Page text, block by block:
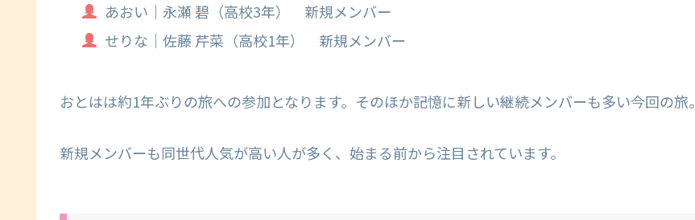
あおい｜永瀬 碧（高校3年） 新規メンバー
せりな｜佐藤 芹菜（高校1年） 新規メンバー
おとはは約1年ぶりの旅への参加となります。そのほか記憶に新しい継続メンバーも多い今回の旅。
新規メンバーも同世代人気が高い人が多く、始まる前から注目されています。